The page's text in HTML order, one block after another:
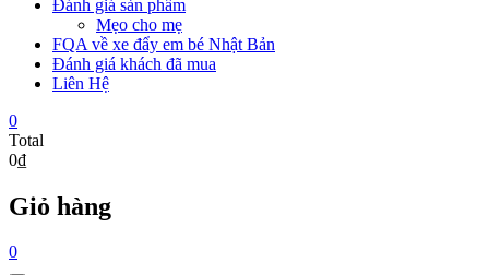
Đánh giá sản phẩm
Mẹo cho mẹ
FQA về xe đẩy em bé Nhật Bản
Đánh giá khách đã mua
Liên Hệ
0
Total
0₫
Giỏ hàng
0